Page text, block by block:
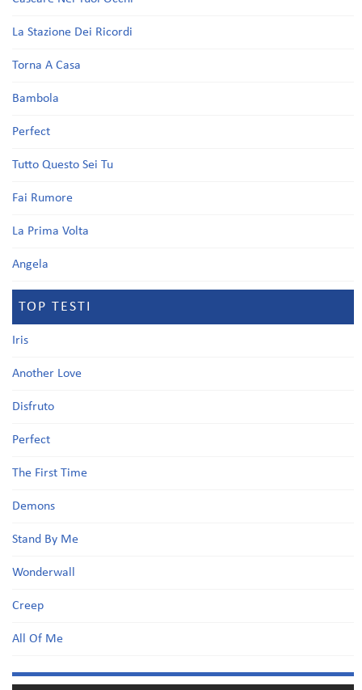
La Stazione Dei Ricordi
Torna A Casa
Bambola
Perfect
Tutto Questo Sei Tu
Fai Rumore
La Prima Volta
Angela
TOP TESTI
Iris
Another Love
Disfruto
Perfect
The First Time
Demons
Stand By Me
Wonderwall
Creep
All Of Me